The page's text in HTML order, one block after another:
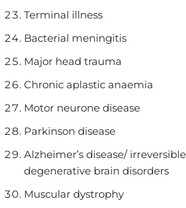
Terminal illness
Bacterial meningitis
Major head trauma
Chronic aplastic anaemia
Motor neurone disease
Parkinson disease
Alzheimer’s disease/
degenerative brain disorders
Muscular dystrophy